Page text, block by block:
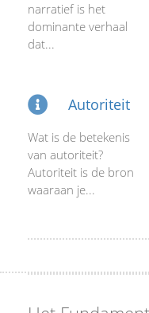
narratief is het
dominante verhaal
dat...
Autoriteit
Wat is de betekenis
van autoriteit?
Autoriteit is de bron
waaraan je...